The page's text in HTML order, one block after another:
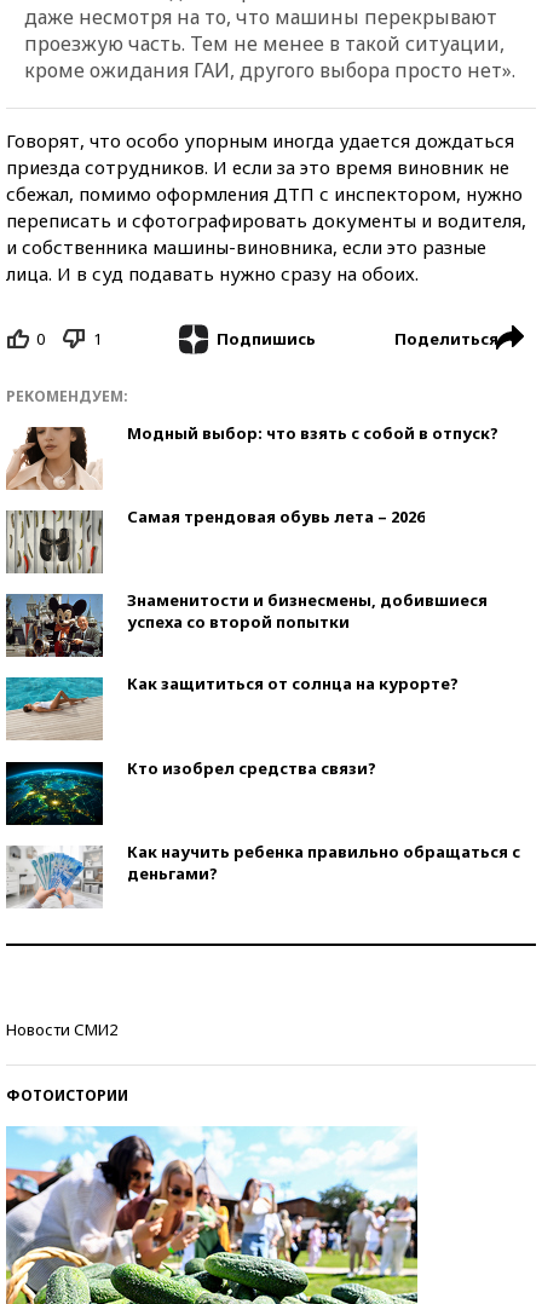
даже несмотря на то, что машины перекрывают
проезжую часть. Тем не менее в такой ситуации,
кроме ожидания ГАИ, другого выбора просто нет».
Говорят, что особо упорным иногда удается дождаться
приезда сотрудников. И если за это время виновник не
сбежал, помимо оформления ДТП с инспектором, нужно
переписать и сфотографировать документы и водителя,
и собственника машины-виновника, если это разные
лица. И в суд подавать нужно сразу на обоих.
0 1 Подпишись Поделиться
РЕКОМЕНДУЕМ:
Модный выбор: что взять с собой в отпуск?
Самая трендовая обувь лета – 2026
Знаменитости и бизнесмены, добившиеся
успеха со второй попытки
Как защититься от солнца на курорте?
Кто изобрел средства связи?
Как научить ребенка правильно обращаться с
деньгами?
Новости СМИ2
ФОТОИСТОРИИ